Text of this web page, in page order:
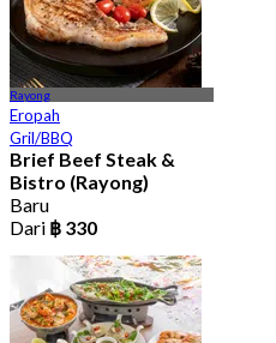
Rayong
Eropah
Gril/BBQ
Brief Beef Steak &
Bistro (Rayong)
Baru
Dari ฿ 330